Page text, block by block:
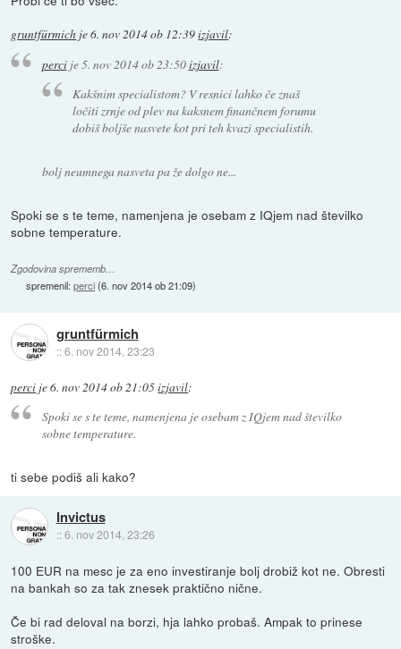
gruntfürmich je6. nov 2014 ob 12:39izjavil:
percije5. nov 2014 ob 23:50izjavil:
Kakšnim specialistom? V resnici lahko če znaš
ločiti zrnje od plev na kaksnem finančnem forumu
dobiš boljše nasvete kot pri teh kvazi specialistih.
bolj neumnega nasveta pa že dolgo ne...
Spoki se s te teme, namenjena je osebam z IQjem nad številko
sobne temperature.
Zgodovina sprememb…
spremenil:perci(6. nov 2014 ob 21:09)
gruntfürmich
::6. nov 2014, 23:23
perci je6. nov 2014 ob 21:05izjavil:
Spoki se s te teme, namenjena je osebam z IQjem nad številko
sobne temperature.
ti sebe podiš ali kako?
Invictus
::6. nov 2014, 23:26
100 EUR na mesc je za eno investiranje bolj drobiž kot ne. Obresti
na bankah so za tak znesek praktično nične.
Če bi rad deloval na borzi, hja lahko probaš. Ampak to prinese
stroške.